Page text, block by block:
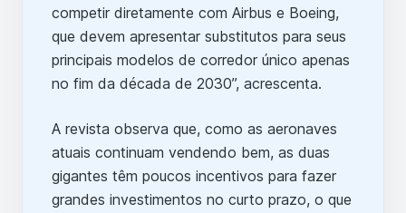
competir diretamente com Airbus e Boeing,
que devem apresentar substitutos para seus
principais modelos de corredor único apenas
no fim da década de 2030”, acrescenta.
A revista observa que, como as aeronaves
atuais continuam vendendo bem, as duas
gigantes têm poucos incentivos para fazer
grandes investimentos no curto prazo, o que